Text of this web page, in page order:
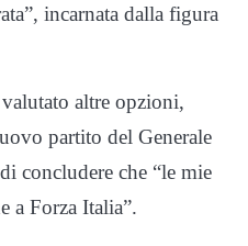
incarnata dalla figura
altre opzioni,
partito del Generale
concludere che “le mie
a Forza Italia”.